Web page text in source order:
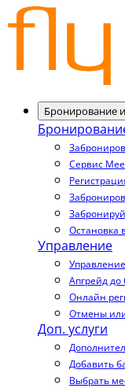
Бронирование
Сервис
Остановка
Управление
Апгрейд до
Онлайн
Отмены
Доп. услуги
Добавить
Выбрать